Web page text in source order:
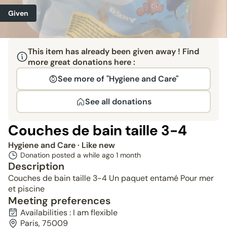
Given
This item has already been given away ! Find
more great donations here :
See more of "Hygiene and Care"
See all donations
Couches de bain taille 3-4
Hygiene and Care· Like new
Donation posted a while ago 1 month
Description
Couches de bain taille 3-4 Un paquet entamé Pour mer
et piscine
Meeting preferences
Availabilities : I am flexible
Paris, 75009